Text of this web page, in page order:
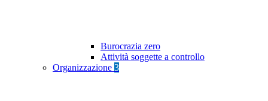
Burocrazia zero
Attività soggette a controllo
Organizzazione 3